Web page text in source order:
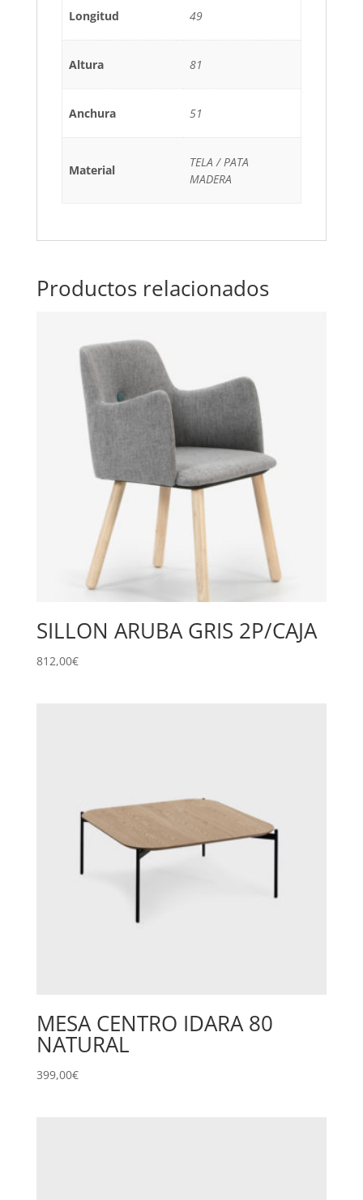
Longitud 49
Altura 81
Anchura 51
Material
TELA / PATA
MADERA
Productos relacionados
SILLON ARUBA GRIS 2P/CAJA
812,00€
MESA CENTRO IDARA 80
NATURAL
399,00€